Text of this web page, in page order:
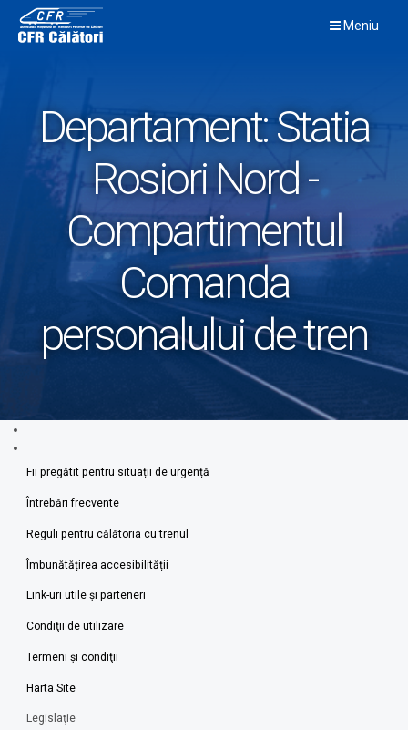
content
Meniu
Departament:Statia
Rosiori Nord -
Compartimentul
Comanda
personalului de tren
Fii pregătit pentru situații de urgență
Întrebări frecvente
Reguli pentru călătoria cu trenul
Îmbunătățirea accesibilității
Link-uri utile şi parteneri
Condiţii de utilizare
Termeni şi condiţii
Harta Site
Legislaţie